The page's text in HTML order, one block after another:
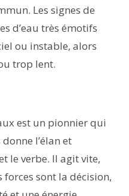
Les signes de
d’eau très émotifs
ou instable, alors
trop lent.
est un pionnier qui
l’élan et
le verbe. Il agit vite,
forces sont la décision,